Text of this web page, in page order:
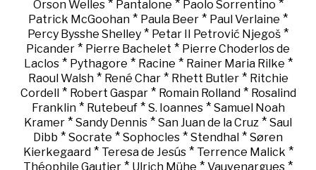
Orson Welles* Pantalone * Paolo Sorrentino *
Patrick McGoohan * Paula Beer * Paul Verlaine *
Percy Bysshe Shelley * Petar II Petrović Njegoš *
Picander * Pierre Bachelet * Pierre Choderlos de
Laclos* Pythagore * Racine * Rainer Maria Rilke *
Raoul Walsh* René Char* Rhett Butler* Ritchie
Cordell * Robert Gaspar* Romain Rolland* Rosalind
Franklin* Rutebeuf* S. Ioannes* Samuel Noah
Kramer * Sandy Dennis * San Juan de la Cruz * Saul
Dibb * Socrate * Sophocles * Stendhal * Søren
Kierkegaard* Teresa de Jesús* Terrence Malick *
Théophile Gautier * Ulrich Mühe * Vauvenargues *